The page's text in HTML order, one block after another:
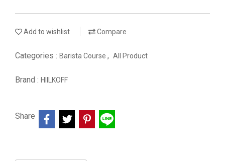
Add to wishlist Compare
Categories : Barista Course , All Product
Brand : HIILKOFF
Share